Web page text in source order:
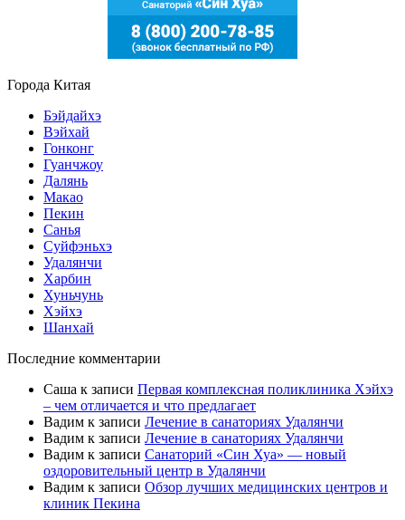
Города Китая
Бэйдайхэ
Вэйхай
Гонконг
Гуанчжоу
Далянь
Макао
Пекин
Санья
Суйфэньхэ
Удалянчи
Харбин
Хуньчунь
Хэйхэ
Шанхай
Последние комментарии
Саша к записи Первая комплексная поликлиника Хэйхэ
– чем отличается и что предлагает
Вадим к записи Лечение в санаториях Удалянчи
Вадим к записи Лечение в санаториях Удалянчи
Вадим к записи Санаторий «Син Хуа» — новый
оздоровительный центр в Удалянчи
Вадим к записи Обзор лучших медицинских центров и
клиник Пекина